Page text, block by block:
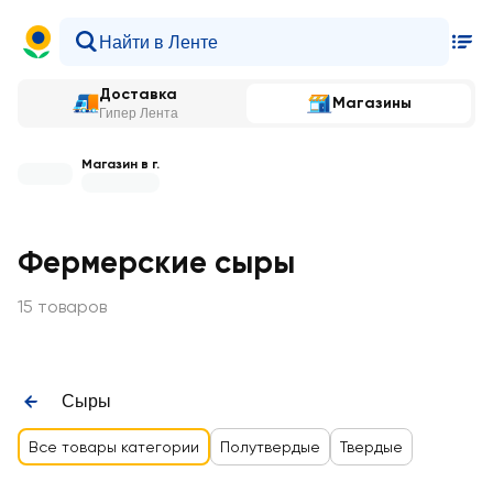
Доставка
Гипер Лента
Магазины
Магазин в г.
Фермерские сыры
15 товаров
Сыры
Все товары категории Полутвердые Твердые